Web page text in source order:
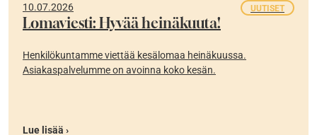
10.07.2026 UUTISET
Lomaviesti: Hyvää heinäkuuta!
Henkilökuntamme viettää kesälomaa heinäkuussa.
Asiakaspalvelumme on avoinna koko kesän.
Lue lisää ›